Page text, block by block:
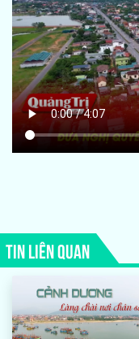
TIN LIÊN QUAN